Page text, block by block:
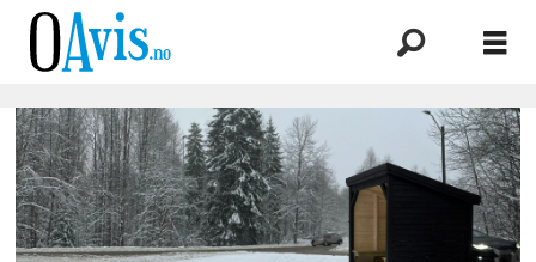
Emne:
gapahauk